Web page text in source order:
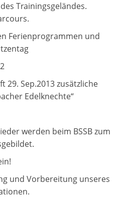
Trainingsgeländes.
Ferienprogrammen und
29. Sep.2013 zusätzliche
Edelknechte“
werden beim BSSB zum
und Vorbereitung unseres